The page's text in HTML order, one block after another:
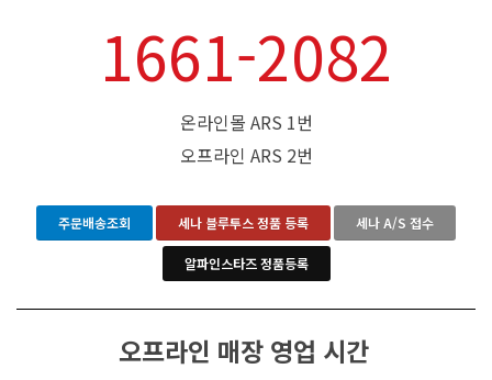
1661-2082
온라인몰 ARS 1번
오프라인 ARS 2번
주문배송조회 세나 블루투스 정품 등록 세나 A/S 접수
알파인스타즈 정품등록
오프라인 매장 영업 시간